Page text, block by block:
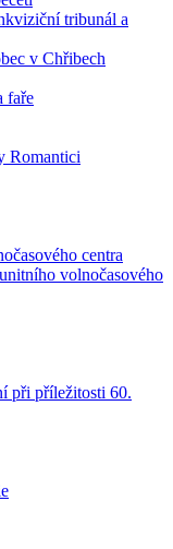
tribunál a
v Chřibech
faře
Romantici
centra
volnočasového
při příležitosti 60.